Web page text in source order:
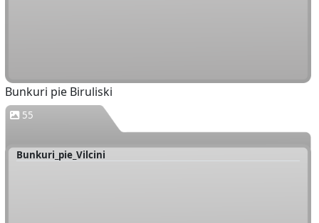
Bunkuri pie Biruliski
55
Bunkuri_pie_Vilcini